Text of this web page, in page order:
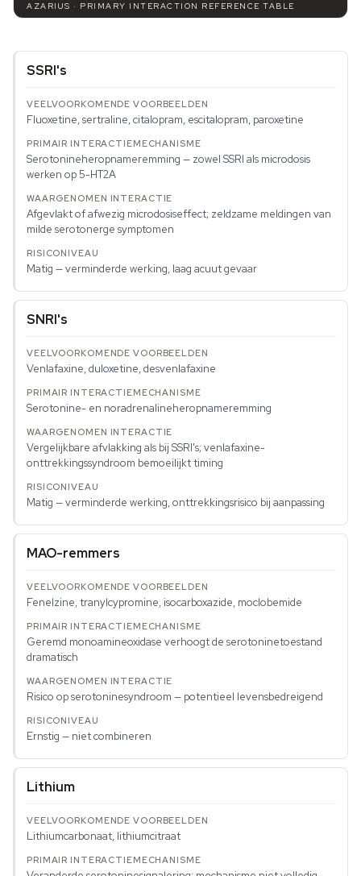
AZARIUS · PRIMARY INTERACTION REFERENCE TABLE
SSRI's
Fluoxetine, sertraline, citalopram, escitalopram, paroxetine
Serotonineheropnameremming — zowel SSRI als microdosis
werken op 5-HT2A
Afgevlakt of afwezig microdosiseffect; zeldzame meldingen van
milde serotonerge symptomen
Matig — verminderde werking, laag acuut gevaar
SNRI's
Venlafaxine, duloxetine, desvenlafaxine
Serotonine- en noradrenalineheropnameremming
Vergelijkbare afvlakking als bij SSRI's; venlafaxine-
onttrekkingssyndroom bemoeilijkt timing
Matig — verminderde werking, onttrekkingsrisico bij aanpassing
MAO-remmers
Fenelzine, tranylcypromine, isocarboxazide, moclobemide
Geremd monoamineoxidase verhoogt de serotoninetoestand
dramatisch
Risico op serotoninesyndroom — potentieel levensbedreigend
Ernstig — niet combineren
Lithium
Lithiumcarbonaat, lithiumcitraat